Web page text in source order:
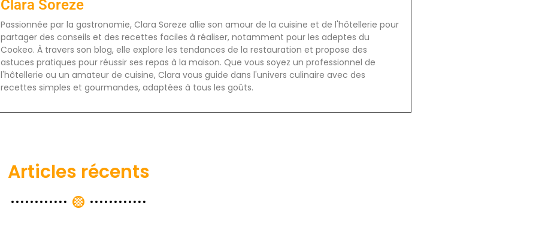
Clara Soreze
Passionnée par la gastronomie, Clara Soreze allie son amour de la cuisine et de l'hôtellerie pour
partager des conseils et des recettes faciles à réaliser, notamment pour les adeptes du
Cookeo. À travers son blog, elle explore les tendances de la restauration et propose des
astuces pratiques pour réussir ses repas à la maison. Que vous soyez un professionnel de
l'hôtellerie ou un amateur de cuisine, Clara vous guide dans l'univers culinaire avec des
recettes simples et gourmandes, adaptées à tous les goûts.
Articles récents